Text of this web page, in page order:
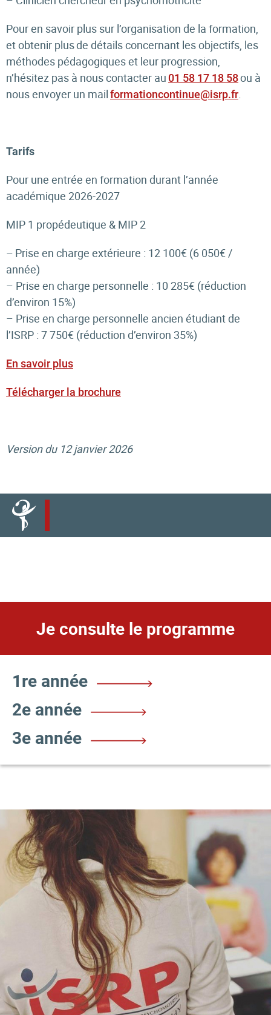
Pour en savoir plus sur l’organisation de la formation,
et obtenir plus de détails concernant les objectifs, les
méthodes pédagogiques et leur progression,
n’hésitez pas à nous contacter au 01 58 17 18 58ou à
nous envoyer un mailformationcontinue@isrp.fr.
Tarifs
Pour une entrée en formation durant l’année
académique 2026-2027
MIP 1 propédeutique & MIP 2
– Prise en charge extérieure : 12 100€ (6 050€ /
année)
– Prise en charge personnelle : 10 285€ (réduction
d’environ 15%)
– Prise en charge personnelle ancien étudiant de
l’ISRP : 7 750€ (réduction d’environ 35%)
En savoir plus
Télécharger la brochure
Version du 12 janvier 2026
Je consulte le programme
1re année
2e année
3e année